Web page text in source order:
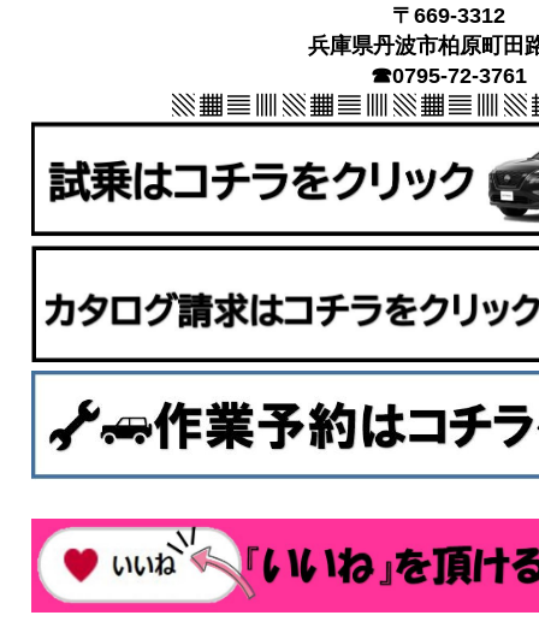
〒669-3312
兵庫県丹波市柏原町田
☎0795‐72‐3761
▧ ▦ ▤ ▥ ▧ ▦ ▤ ▥ ▧ ▦ ▤ ▥ ▧